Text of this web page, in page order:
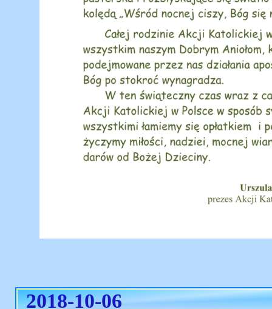
2018-10-06